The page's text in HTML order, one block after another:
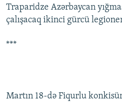
Traparidze Azərbaycan
çalışacaq ikinci gürcü
***
Martın 18-də Fiqurlu